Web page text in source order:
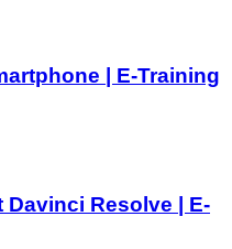
| E-Training
Resolve | E-